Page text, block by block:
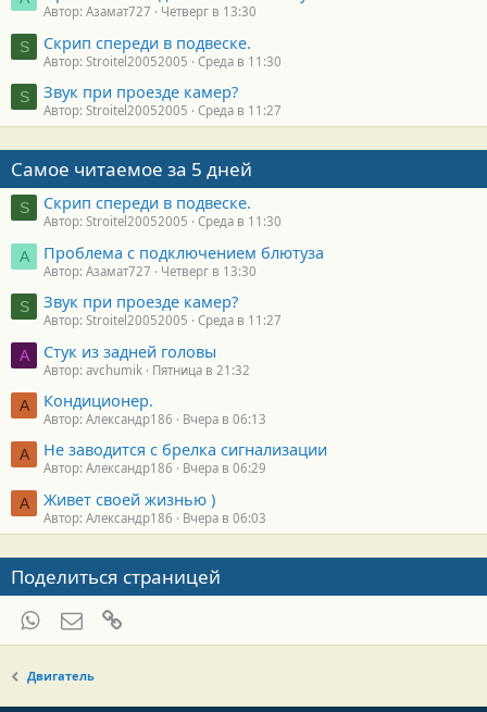
Автор: Азамат727 Четверг в 13:30
S Скрип спереди в подвеске.
Автор: Stroitel20052005 Среда в 11:30
S Звук при проезде камер?
Автор: Stroitel20052005 Среда в 11:27
Самое читаемое за 5 дней
S Скрип спереди в подвеске.
Автор: Stroitel20052005 Среда в 11:30
А Проблема с подключением блютуза
Автор: Азамат727 Четверг в 13:30
S Звук при проезде камер?
Автор: Stroitel20052005 Среда в 11:27
A Стук из задней головы
Автор: avchumik Пятница в 21:32
А Кондиционер.
Автор: Александр186 Вчера в 06:13
А Не заводится с брелка сигнализации
Автор: Александр186 Вчера в 06:29
А Живет своей жизнью )
Автор: Александр186 Вчера в 06:03
Поделиться страницей
WhatsAppЭлектронная почта
Двигатель